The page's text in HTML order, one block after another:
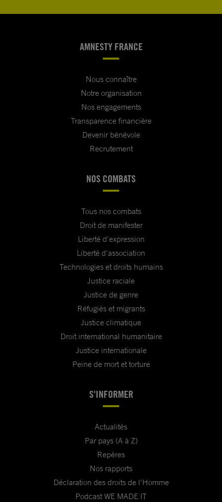
AMNESTY FRANCE
Nous connaître
Notre organisation
Nos engagements
Transparence financière
Devenir bénévole
Recrutement
NOS COMBATS
Tous nos combats
Droit de manifester
Liberté d'expression
Liberté d'association
Technologies et droits humains
Justice raciale
Justice de genre
Réfugiés et migrants
Justice climatique
Droit international humanitaire
Justice internationale
Peine de mort et torture
S'INFORMER
Actualités
Par pays (A à Z)
Repères
Nos rapports
Déclaration des droits de l'Homme
Podcast WE MADE IT